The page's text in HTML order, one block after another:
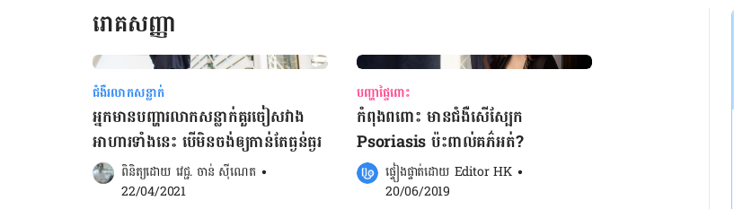
ករណី​ព្យាបាល​​ពេលយឺតពេល​​ សន្លាក់​នឹង​ខូចខាតធ្ងន់ធ្ងរ​មិន​អាច​កែកុន​
បាន​ឡើយ​។ ជំងឺ​លូផឹស (Lupus ) ករណី​នេះ​អង់ទីករ​មិន​ទៅ​ប្រឆាំង​
លើ​តែ​កោសិកា​សន្លាក់​ប៉ុណ្ណោះ​ទេ​ ថែមទាំង​ប្រឆាំង​ទៅ​នឹងសួត ​គ្រាប់​
ឈាម សរសៃ​ប្រសាទ ​ក៏ដូចជា​​តម្រង​នោម​ជាដើម។ កម្មវិធីពិនិត្យ​សុខ
ភាពក្រពះពោះវៀនអនឡាញ កម្មវិធីពិនិត្យ​​ជំងឺ​រលាក​ពោះ​វៀន​រ៉ាំរ៉ៃ​
អនឡាញ កម្មវិធី​ពិនិត្យ​​ជំងឺ​​មហារីក​ពោះវៀន​ធំ​អន​ឡាញ កម្មវិធីពិនិត្យ​សុខ
ភាពក្រពះពោះវៀនអនឡាញ រលាក​ពោះវៀន​រ៉ាំរ៉ៃ ( IBD ) ដោយ​សារ​
ប៉ះពាល់​លើ​ជាលិកា​ភ្នាស​​ពោះវៀន ​អាការៈ​មួយ​ចំនួននឹង​បង្ហាញ​ដូចជា​
រាកញឹកញាប់​ បន្ទោរបង់មាន​ឈាម​ ឧស្សាហ៍​ផោម ឈឺ​ពោះ​ ក្ដៅ​ខ្លួន ​និង​
ស្រក​ទម្ងន់​។ ជំងឺ​ក្រុណ្ហ( Crohn’s disease ) និង​ដំបៅ​ពោះវៀន
រោគសញ្ញា
ជំងឺរលាកសន្លាក់
អ្នកមាន​បញ្ហារលាកសន្លាក់គួរចៀសវាង
អាហារទាំងនេះ បើមិនចង់ឲ្យ​កាន់តែធ្ងន់ធ្ងរ
ពិនិត្យដោយ វេជ្ជ. ចាន់ ស៊ីណេត •
22/04/2021
បញ្ហាផ្ទៃពោះ
កំពុងពពោះ​ មាន​ជំងឺ​សើស្បែក​
Psoriasis ប៉ះពាល់គភ៌​អត់?
ផ្ទៀងផ្ទាត់ដោយ Editor HK •
20/06/2019